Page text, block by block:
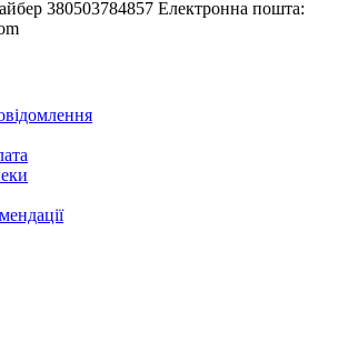
380503784857 Електронна пошта: